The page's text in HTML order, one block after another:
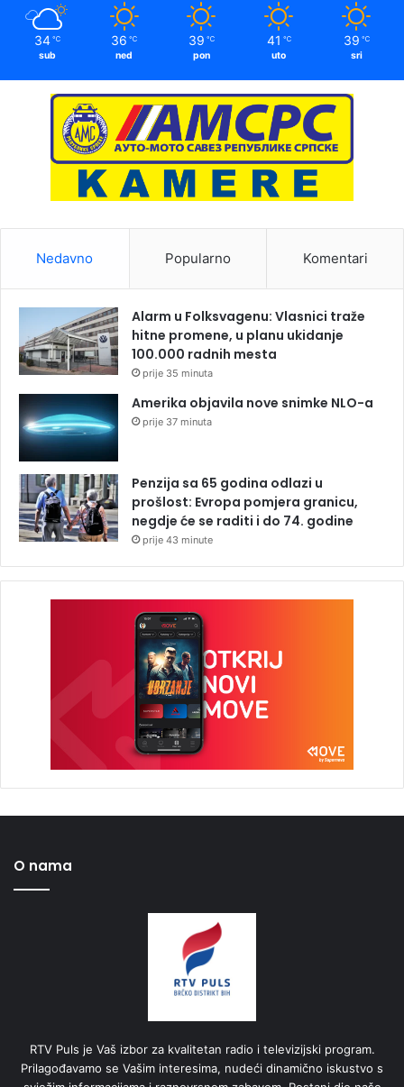
34 ℃
sub
36 ℃
ned
39 ℃
pon
41 ℃
uto
39 ℃
sri
Nedavno Popularno Komentari
Alarm u Folksvagenu: Vlasnici traže
hitne promene, u planu ukidanje
100.000 radnih mesta
prije 35 minuta
Amerika objavila nove snimke NLO-a
prije 37 minuta
Penzija sa 65 godina odlazi u
prošlost: Evropa pomjera granicu,
negdje će se raditi i do 74. godine
prije 43 minute
O nama
RTV Puls je Vaš izbor za kvalitetan radio i televizijski program.
Prilagođavamo se Vašim interesima, nudeći dinamično iskustvo s